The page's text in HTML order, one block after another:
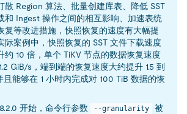
散 Region 算法、批量创建库表、降低 SST
和 Ingest 操作之间的相互影响、加速表统
复等改进措施，快照恢复的速度有大幅提
际案例中，快照恢复的 SST 文件下载速度
约 10 倍，单个 TiKV 节点的数据恢复速度
GiB/s，端到端的恢复速度大约提升 1.5 到
且能够在 1 小时内完成对 100 TiB 数据的恢
开始，命令行参数
--granularity
被